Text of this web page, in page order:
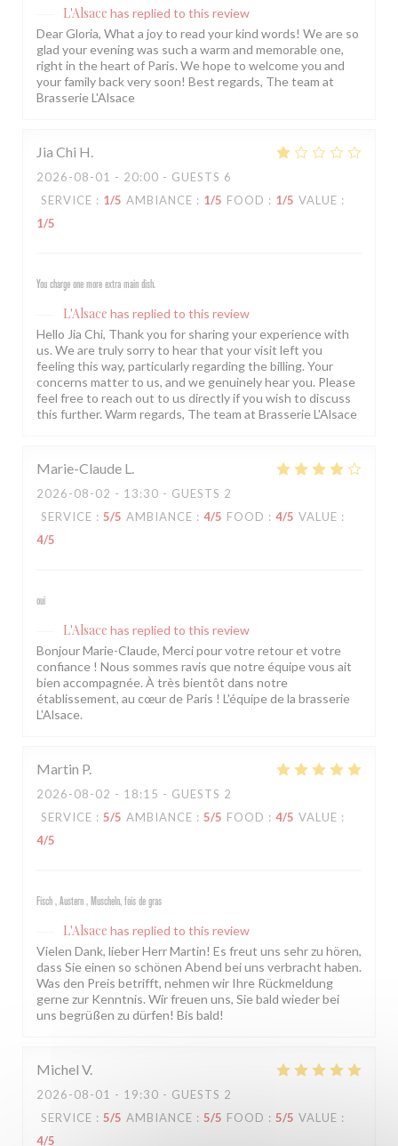
L'Alsace has replied to this review
Dear Gloria, What a joy to read your kind words! We are so
glad your evening was such a warm and memorable one,
right in the heart of Paris. We hope to welcome you and
your family back very soon! Best regards, The team at
Brasserie L'Alsace
Jia Chi H
2026-08-01 - 20:00 - GUESTS 6
SERVICE : 1/5 AMBIANCE : 1/5 FOOD : 1/5 VALUE :
1/5
You charge one more extra main dish.
L'Alsace has replied to this review
Hello Jia Chi, Thank you for sharing your experience with
us. We are truly sorry to hear that your visit left you
feeling this way, particularly regarding the billing. Your
concerns matter to us, and we genuinely hear you. Please
feel free to reach out to us directly if you wish to discuss
this further. Warm regards, The team at Brasserie L'Alsace
Marie-Claude L
2026-08-02 - 13:30 - GUESTS 2
SERVICE : 5/5 AMBIANCE : 4/5 FOOD : 4/5 VALUE :
4/5
oui
L'Alsace has replied to this review
Bonjour Marie-Claude, Merci pour votre retour et votre
confiance ! Nous sommes ravis que notre équipe vous ait
bien accompagnée. À très bientôt dans notre
établissement, au cœur de Paris ! L'équipe de la brasserie
L'Alsace.
Martin P
2026-08-02 - 18:15 - GUESTS 2
SERVICE : 5/5 AMBIANCE : 5/5 FOOD : 4/5 VALUE :
4/5
Fisch , Austern , Muscheln, fois de gras
L'Alsace has replied to this review
Vielen Dank, lieber Herr Martin! Es freut uns sehr zu hören,
dass Sie einen so schönen Abend bei uns verbracht haben.
Was den Preis betrifft, nehmen wir Ihre Rückmeldung
gerne zur Kenntnis. Wir freuen uns, Sie bald wieder bei
uns begrüßen zu dürfen! Bis bald!
Michel V
2026-08-01 - 19:30 - GUESTS 2
SERVICE : 5/5 AMBIANCE : 5/5 FOOD : 5/5 VALUE :
4/5